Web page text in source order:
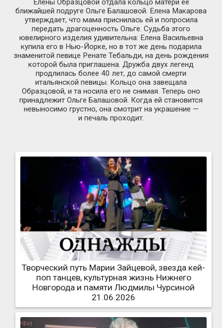
ближайшей подруге Ольге Балашовой. Елена Макарова
утверждает, что мама приснилась ей и попросила
передать драгоценность Ольге. Судьба этого
ювелирного изделия удивительна: Елена Васильевна
купила его в Нью-Йорке, но в тот же день подарила
знаменитой певице Ренате Тебальди, на день рождения
которой была приглашена. Дружба двух легенд
продлилась более 40 лет, до самой смерти
итальянской певицы. Кольцо она завещала
Образцовой, и та носила его не снимая. Теперь оно
принадлежит Ольге Балашовой. Когда ей становится
невыносимо грустно, она смотрит на украшение —
и печаль проходит.
Творческий путь Марии Зайцевой, звезда кей-
поп танцев, культурная жизнь Нижнего
Новгорода и памяти Людмилы Чурсиной
21.06.2026